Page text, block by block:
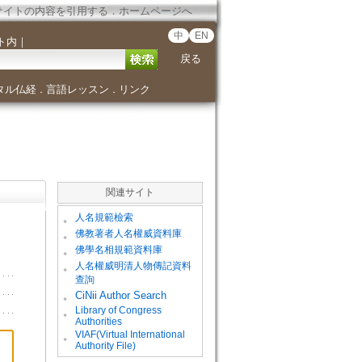
イトの内容を引用する．ホームページへ
内 ｜ 中 EN
戻る
ル仏経． 言語レッスン ． リンク
関連サイト
。 人名規範檢索
。 佛教著者人名權威資料庫
。 佛學名相規範資料庫
。
人名權威明清人物傳記資料
查詢
。
CiNii Author Search
。
Library of Congress
Authorities
。
VIAF(Virtual International
Authority File)